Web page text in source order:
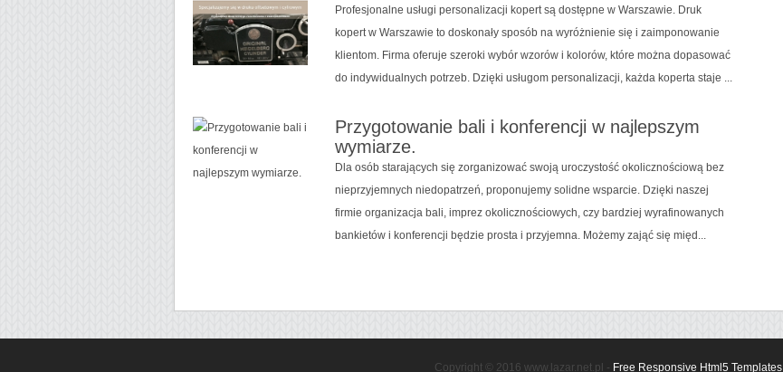
Profesjonalne usługi personalizacji kopert są dostępne w Warszawie. Druk
kopert w Warszawie to doskonały sposób na wyróżnienie się i zaimponowanie
klientom. Firma oferuje szeroki wybór wzorów i kolorów, które można dopasować
do indywidualnych potrzeb. Dzięki usługom personalizacji, każda koperta staje ...
Przygotowanie bali i konferencji w najlepszym
wymiarze.
Dla osób starających się zorganizować swoją uroczystość okolicznościową bez
nieprzyjemnych niedopatrzeń, proponujemy solidne wsparcie. Dzięki naszej
firmie organizacja bali, imprez okolicznościowych, czy bardziej wyrafinowanych
bankietów i konferencji będzie prosta i przyjemna. Możemy zająć się międ...
Copyright © 2016 www.lazar.net.pl - Free Responsive Html5 Templates